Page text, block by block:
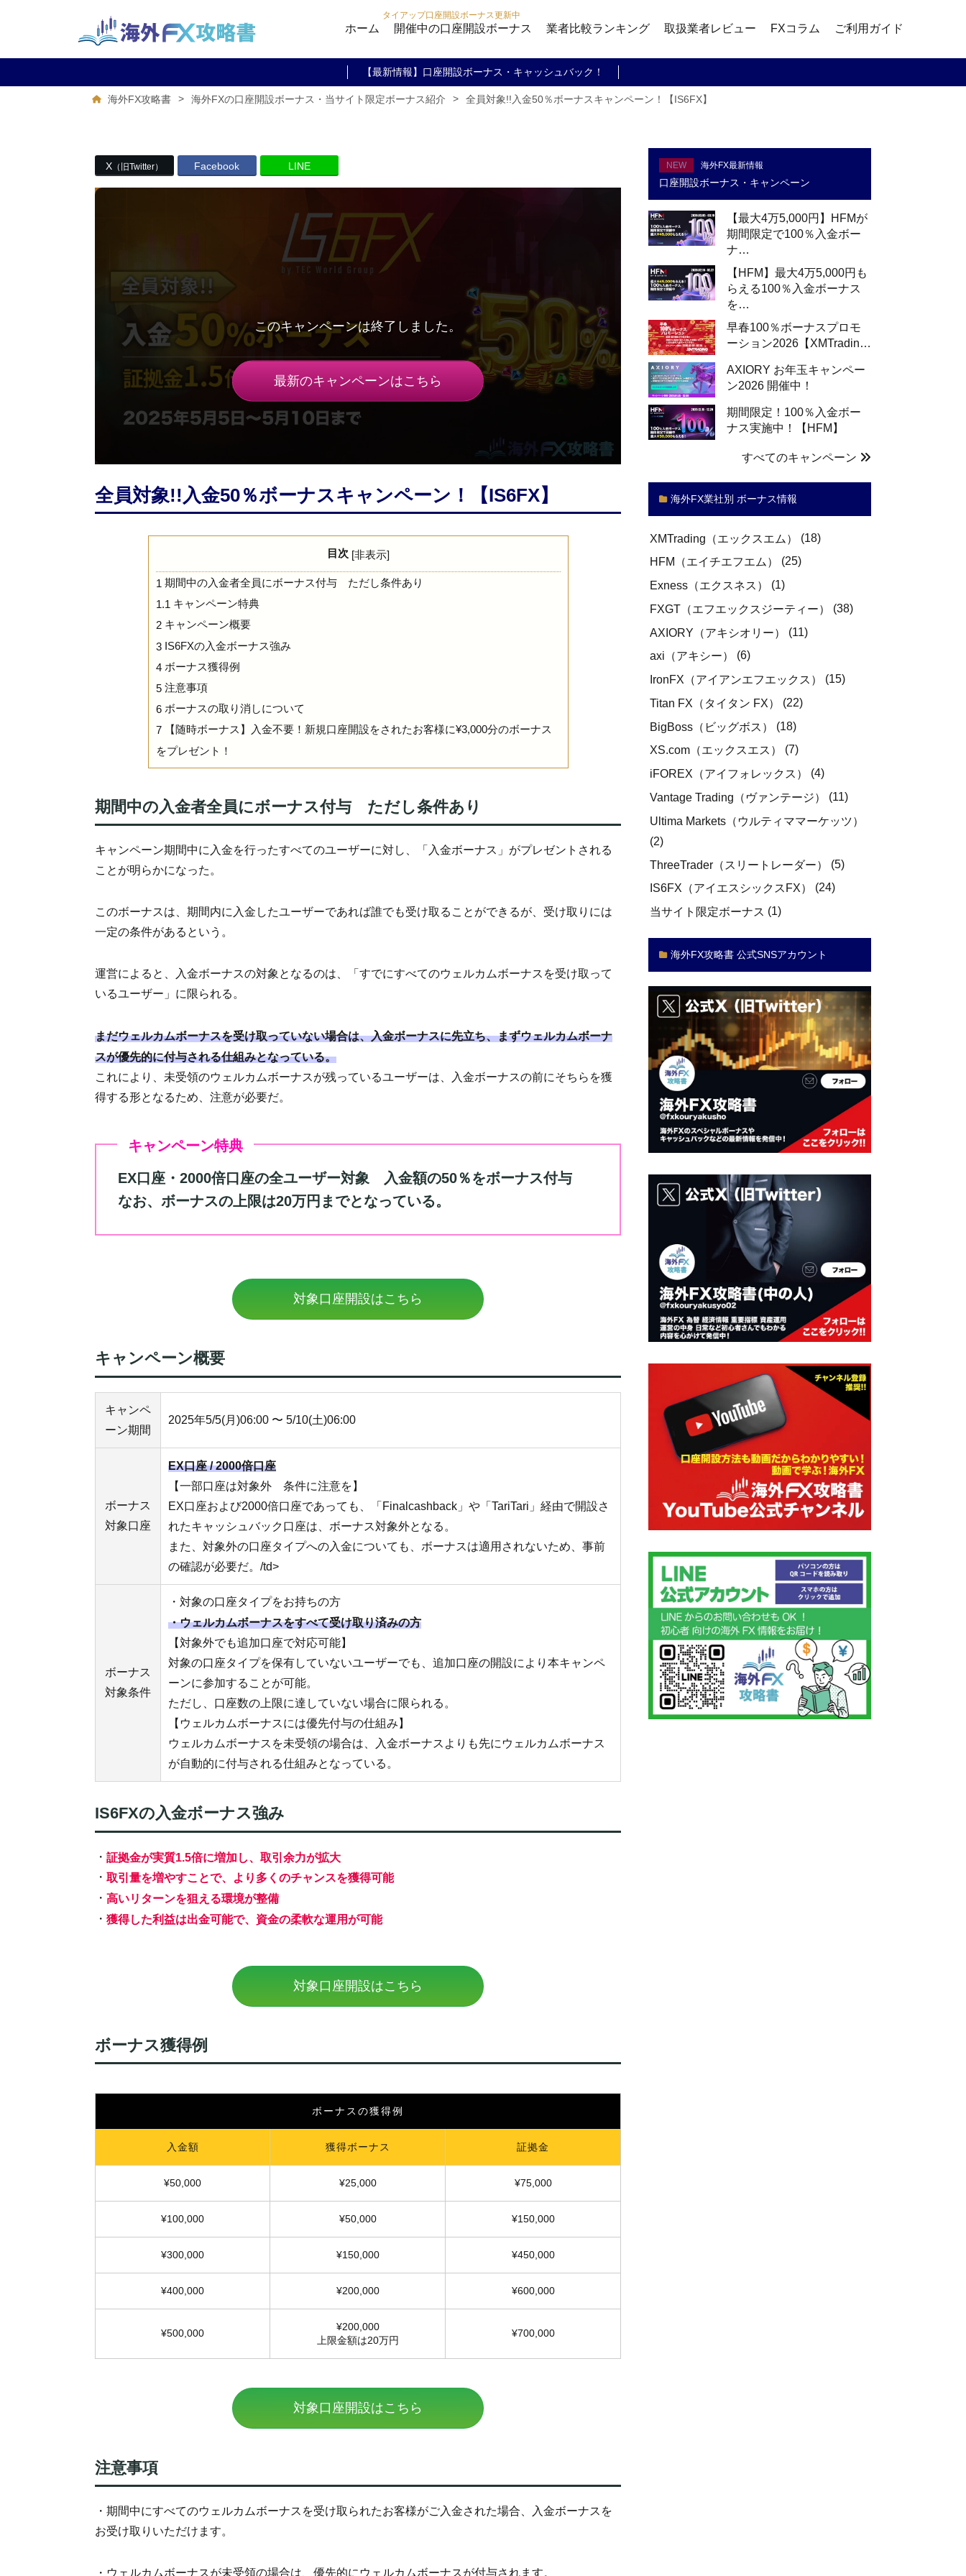
ホーム
タイアップ口座開設ボーナス更新中
開催中の口座開設ボーナス 業者比較ランキング 取扱業者レビュー FXコラム ご利用ガイド
【最新情報】口座開設ボーナス・キャッシュバック！
海外FX攻略書 > 海外FXの口座開設ボーナス・当サイト限定ボーナス紹介 > 全員対象!!入金50％ボーナスキャンペーン！【IS6FX】
X（旧Twitter） Facebook LINE
最新のキャンペーンはこちら
全員対象!!入金50％ボーナスキャンペーン！【IS6FX】
目次 [非表示]
1 期間中の入金者全員にボーナス付与 ただし条件あり
1.1 キャンペーン特典
2キャンペーン概要
3IS6FXの入金ボーナス強み
4ボーナス獲得例
5注意事項
6ボーナスの取り消しについて
7【随時ボーナス】入金不要！新規口座開設をされたお客様に¥3,000分のボーナス
をプレゼント！
期間中の入金者全員にボーナス付与 ただし条件あり
キャンペーン期間中に入金を行ったすべてのユーザーに対し、「入金ボーナス」がプレゼントされる
ことが明らかになった。
このボーナスは、期間内に入金したユーザーであれば誰でも受け取ることができるが、受け取りには
一定の条件があるという。
運営によると、入金ボーナスの対象となるのは、「すでにすべてのウェルカムボーナスを受け取って
いるユーザー」に限られる。
まだウェルカムボーナスを受け取っていない場合は、入金ボーナスに先立ち、まずウェルカムボーナ
スが優先的に付与される仕組みとなっている。
これにより、未受領のウェルカムボーナスが残っているユーザーは、入金ボーナスの前にそちらを獲
得する形となるため、注意が必要だ。
キャンペーン特典
EX口座・2000倍口座の全ユーザー対象 入金額の50％をボーナス付与
なお、ボーナスの上限は20万円までとなっている。
対象口座開設はこちら
キャンペーン概要
キャンペ
ーン期間
2025年5/5(月)06:00 〜 5/10(土)06:00
ボーナス
対象口座
EX口座 / 2000倍口座
【一部口座は対象外 条件に注意を】
EX口座および2000倍口座であっても、「Finalcashback」や「TariTari」経由で開設さ
れたキャッシュバック口座は、ボーナス対象外となる。
また、対象外の口座タイプへの入金についても、ボーナスは適用されないため、事前
の確認が必要だ。/td>
ボーナス
対象条件
・対象の口座タイプをお持ちの方
・ウェルカムボーナスをすべて受け取り済みの方
【対象外でも追加口座で対応可能】
対象の口座タイプを保有していないユーザーでも、追加口座の開設により本キャンペ
ーンに参加することが可能。
ただし、口座数の上限に達していない場合に限られる。
【ウェルカムボーナスには優先付与の仕組み】
ウェルカムボーナスを未受領の場合は、入金ボーナスよりも先にウェルカムボーナス
が自動的に付与される仕組みとなっている。
IS6FXの入金ボーナス強み
・ 証拠金が実質1.5倍に増加し、取引余力が拡大
・ 取引量を増やすことで、より多くのチャンスを獲得可能
・ 高いリターンを狙える環境が整備
・ 獲得した利益は出金可能で、資金の柔軟な運用が可能
対象口座開設はこちら
ボーナス獲得例
ボーナスの獲得例
入金額 獲得ボーナス 証拠金
¥50,000 ¥25,000 ¥75,000
¥100,000 ¥50,000 ¥150,000
¥300,000 ¥150,000 ¥450,000
¥400,000 ¥200,000 ¥600,000
¥500,000
¥200,000
上限金額は20万円
¥700,000
対象口座開設はこちら
注意事項
・期間中にすべてのウェルカムボーナスを受け取られたお客様がご入金された場合、入金ボーナスを
お受け取りいただけます。
・ウェルカムボーナスが未受領の場合は、優先的にウェルカムボーナスが付与されます。
NEW 海外FX最新情報
口座開設ボーナス・キャンペーン
【最大4万5,000円】HFMが
期間限定で100％入金ボー
ナ…
【HFM】最大4万5,000円も
らえる100％入金ボーナス
を…
早春100％ボーナスプロモ
ーション2026【XMTradin…
AXIORY お年玉キャンペー
ン2026 開催中！
期間限定！100％入金ボー
ナス実施中！【HFM】
すべてのキャンペーン
海外FX業社別 ボーナス情報
XMTrading（エックスエム）
(18)
HFM（エイチエフエム）
(25)
Exness（エクスネス）
(1)
FXGT（エフエックスジーティー）
(38)
AXIORY（アキシオリー）
(11)
axi（アキシー）
(6)
IronFX（アイアンエフエックス）
(15)
Titan FX（タイタン FX）
(22)
BigBoss（ビッグボス）
(18)
XS.com（エックスエス）
(7)
iFOREX（アイフォレックス）
(4)
Vantage Trading（ヴァンテージ）
(11)
Ultima Markets（ウルティママーケッツ）
(2)
ThreeTrader（スリートレーダー）
(5)
IS6FX（アイエスシックスFX）
(24)
当サイト限定ボーナス (1)
海外FX攻略書 公式SNSアカウント